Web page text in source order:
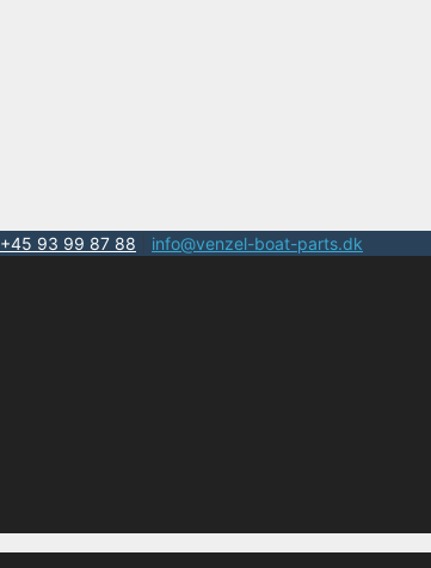
+45 93 99 87 88 info@venzel-boat-parts.dk